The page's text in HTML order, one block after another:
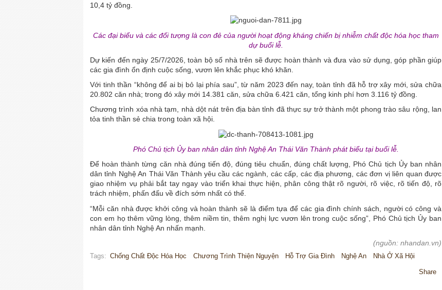
10,4 tỷ đồng.
Các đại biểu và các đối tượng là con đẻ của người hoạt động kháng chiến bị nhiễm chất độc hóa học tham
dự buổi lễ.
Dự kiến đến ngày 25/7/2026, toàn bộ số nhà trên sẽ được hoàn thành và đưa vào sử dụng, góp phần giúp
các gia đình ổn định cuộc sống, vươn lên khắc phục khó khăn.
Với tinh thần “không để ai bị bỏ lại phía sau”, từ năm 2023 đến nay, toàn tỉnh đã hỗ trợ xây mới, sửa chữa
20.802 căn nhà; trong đó xây mới 14.381 căn, sửa chữa 6.421 căn, tổng kinh phí hơn 3.116 tỷ đồng.
Chương trình xóa nhà tạm, nhà dột nát trên địa bàn tỉnh đã thực sự trở thành một phong trào sâu rộng, lan
tỏa tinh thần sẻ chia trong toàn xã hội.
Phó Chủ tịch Ủy ban nhân dân tỉnh Nghệ An Thái Văn Thành phát biểu tại buổi lễ.
Để hoàn thành từng căn nhà đúng tiến độ, đúng tiêu chuẩn, đúng chất lượng, Phó Chủ tịch Ủy ban nhân
dân tỉnh Nghệ An Thái Văn Thành yêu cầu các ngành, các cấp, các địa phương, các đơn vị liên quan được
giao nhiệm vụ phải bắt tay ngay vào triển khai thực hiện, phân công thật rõ người, rõ việc, rõ tiến độ, rõ
trách nhiệm, phấn đấu về đích sớm nhất có thể.
“Mỗi căn nhà được khởi công và hoàn thành sẽ là điểm tựa để các gia đình chính sách, người có công và
con em họ thêm vững lòng, thêm niềm tin, thêm nghị lực vươn lên trong cuộc sống”, Phó Chủ tịch Ủy ban
nhân dân tỉnh Nghệ An nhấn mạnh.
(nguồn: nhandan.vn)
Tags: Chống Chất Độc Hóa Học Chương Trình Thiện Nguyện Hỗ Trợ Gia Đình Nghệ An Nhà Ở Xã Hội
Share